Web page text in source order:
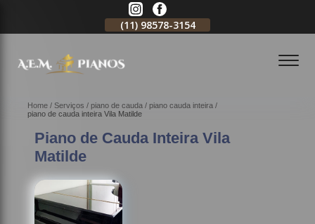
(11) 98578-3154
Home Serviços piano de cauda
piano cauda inteira
piano de cauda inteira Vila Matilde
Piano de Cauda Inteira Vila
Matilde